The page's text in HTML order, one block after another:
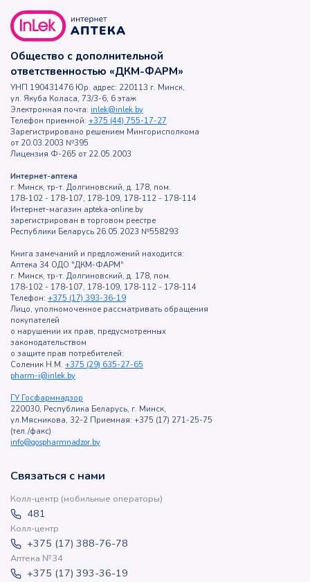
Общество с дополнительной
ответственностью «ДКМ-ФАРМ»
УНП 190431476 Юр. адрес: 220113 г. Минск,
ул. Якуба Коласа, 73/3-6, 6 этаж
Электронная почта: inlek@inlek.by
Телефон приемной: +375 (44) 755-17-27
Зарегистрировано решением Мингорисполкома
от 20.03.2003 №395
Лицензия Ф-265 от 22.05.2003
Интернет-аптека
г. Минск, тр-т. Долгиновский, д. 178, пом.
178-102 - 178-107, 178-109, 178-112 - 178-114
Интернет-магазин apteka-online.by
зарегистрирован в торговом реестре
Республики Беларусь 26.05.2023 №558293
Книга замечаний и предложений находится:
Аптека 34 ОДО "ДКМ-ФАРМ"
г. Минск, тр-т. Долгиновский, д. 178, пом.
178-102 - 178-107, 178-109, 178-112 - 178-114
Телефон: +375 (17) 393-36-19
Лицо, уполномоченное рассматривать обращения
покупателей
о нарушении их прав, предусмотренных
законодательством
о защите прав потребителей:
Соленик Н.М. +375 (29) 635-27-65
pharm-i@inlek.by
ГУ Госфармнадзор
220030, Республика Беларусь, г. Минск,
ул.Мясникова, 32-2 Приемная: +375 (17) 271-25-75
(тел./факс)
info@gospharmnadzor.by
Связаться с нами
Колл-центр (мобильные операторы)
481
Колл-центр
+375 (17) 388-76-78
Аптека №34
+375 (17) 393-36-19